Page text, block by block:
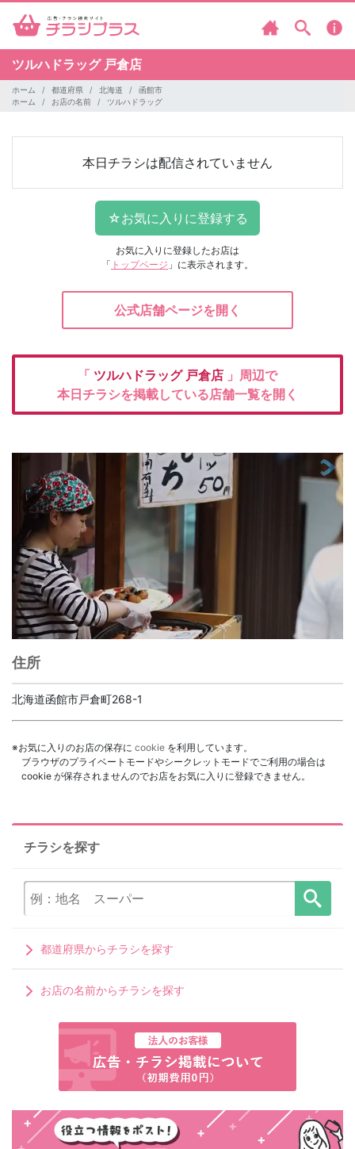
ツルハドラッグ 戸倉店
ホーム 都道府県 北海道
函館市
ホーム
お店の名前 ツルハドラッグ
本日チラシは配信されていません
お気に入りに登録したお店は
「 トップページ 」に表示されます。
公式店舗ページを開く
「 ツルハドラッグ 戸倉店 」周辺で
本日チラシを掲載している店舗一覧を開く
住所
北海道函館市戸倉町268-1
※お気に入りのお店の保存に cookie を利用しています。
ブラウザのプライベートモードやシークレットモードでご利用の場合は
cookie が保存されませんのでお店をお気に入りに登録できません。
チラシを探す
都道府県からチラシを探す
お店の名前からチラシを探す